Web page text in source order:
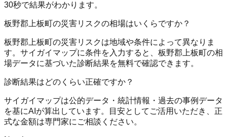
30秒で結果がわかります。
板野郡上板町の災害リスクの相場はいくらですか？
板野郡上板町の災害リスクは地域や条件によって異なりま
す。サイガイマップに条件を入力すると、板野郡上板町の相
場データに基づいた診断結果を無料で確認できます。
診断結果はどのくらい正確ですか？
サイガイマップは公的データ・統計情報・過去の事例データ
を基にAIが算出しています。目安としてご活用いただき、正
式な金額は専門家にご相談ください。